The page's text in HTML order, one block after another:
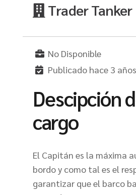
Trader Tanker
No Disponible
Publicado hace 3 años
Descipción
cargo
El Capitán es la máxima
bordo y como tal es el
garantizar que el barco